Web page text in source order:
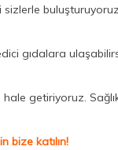
sizlerle
gıdalara
getiriyoruz.
bize katılın!